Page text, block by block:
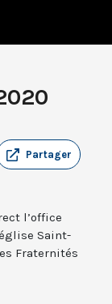
Partager
l’office
Saint-
Fraternités